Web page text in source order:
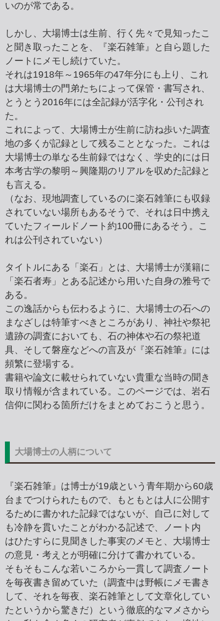
いのが常である。
しかし、大場博士は生前、行く先々で見知ったこ
と聞き取ったことを、『楽石雑筆』と自ら題した
ノートにメモし続けていた。
それは1918年～1965年の47年分にも上り、これ
は大場博士の門弟たちによって保管・書写され、
とうとう2016年には全記録が活字化・公刊され
た。
これによって、大場博士が生前に訪ね歩いた調査
地の多くが記録として残ることとなった。これは
大場博士の単なる生前録ではなく、学史的には日
本考古学の黎明～興隆期のリアルを収めた記録と
も言える。
（なお、現地調査しているのに楽石雑筆にも収録
されていない場所もあるそうで、それは日中携え
ていたフィールドノート約100冊にあるそう。こ
れは公刊されていない）
タイトルにある「楽石」とは、大場博士が漢籍に
「楽石者寿」とある記述から用いた自身の雅号で
ある。
この逸話からも伝わるように、大場博士の石への
まなざしは特筆すべきところがあり、神社や祭祀
遺跡の調査においても、石の神体や石の祭祀道
具、そして磐座などへの言及が『楽石雑筆』には
頻繁に登場する。
書籍や論文に載せられていない貴重な当時の聞き
取り情報が含まれている。 このページでは、岩石
信仰に関わる箇所だけをまとめておこうと思う。
大場博士の人柄について
『楽石雑筆』は博士が19歳という青年期から60歳
台までつけられたもので、もともとは人に公開す
るために書かれた記録ではないが、自己に対して
も冷静を貫いたことがわかる記述で、ノート内
はひたすらに見聞きした事実のメモと、大場博士
の意見・考えとが明確に分けて書かれている。
そもそもこんな若いころから一貫して調査ノート
を毎夜書き留めていた（調査中は野帳にメモ書き
して、それを毎夜、楽石雑筆として文章化してい
たというから驚きだ）という徹底的なマメさから